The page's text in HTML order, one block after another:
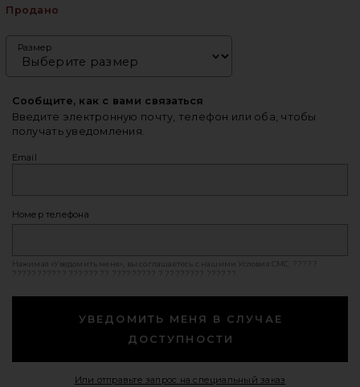
Продано
Размер
Сообщите, как с вами связаться
Введите электронную почту, телефон или оба, чтобы
получать уведомления.
Email
Номер телефона
Нажимая «Уведомить меня», вы соглашаетесь с нашими Условия СМС
УВЕДОМИТЬ МЕНЯ В СЛУЧАЕ
ДОСТУПНОСТИ
Или отправьте запрос на специальный заказ